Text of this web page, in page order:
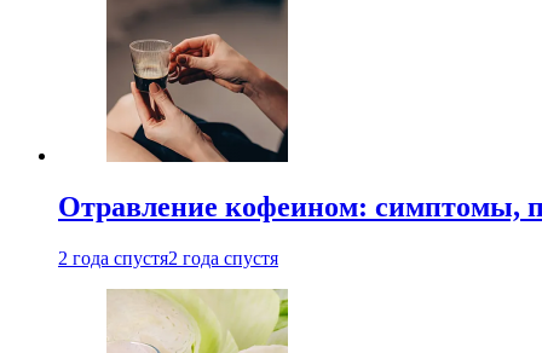
Отравление кофеином: симптомы,
2 года спустя2 года спустя